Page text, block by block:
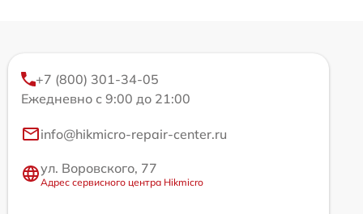
+7 (800) 301-34-05
Ежедневно с 9:00 до 21:00
info@hikmicro-repair-center.ru
ул. Воровского, 77
Адрес сервисного центра Hikmicro